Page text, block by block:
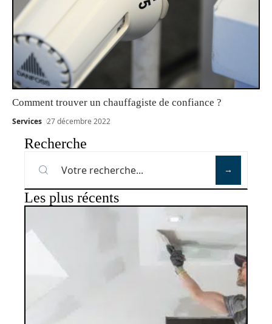
Comment trouver un chauffagiste de confiance ?
Services 27 décembre 2022
Recherche
Les plus récents